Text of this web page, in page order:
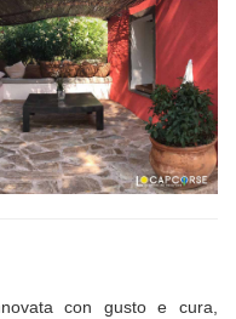
con gusto e cura,